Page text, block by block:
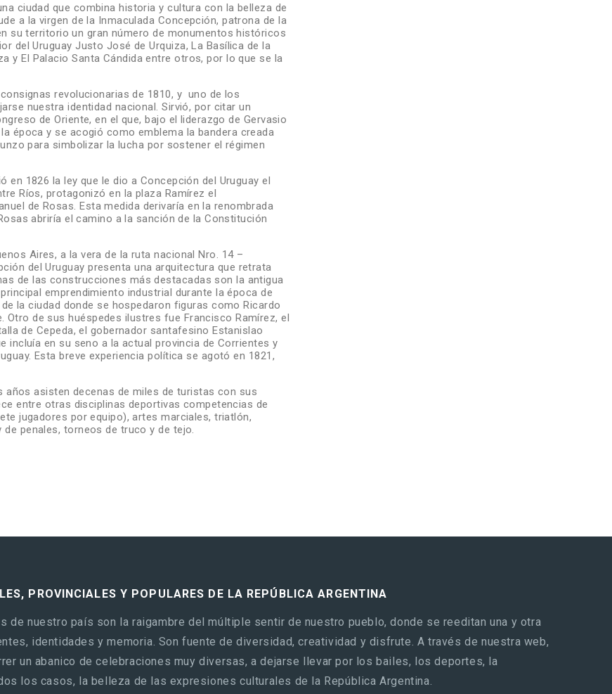
ciudad que combina historia y cultura con la belleza de
a la virgen de la Inmaculada Concepción, patrona de la
su territorio un gran número de monumentos históricos
del Uruguay Justo José de Urquiza, La Basílica de la
y El Palacio Santa Cándida entre otros, por lo que se la
revolucionarias de 1810, y uno de los
nuestra identidad nacional. Sirvió, por citar un
de Oriente, en el que, bajo el liderazgo de Gervasio
época y se acogió como emblema la bandera creada
para simbolizar la lucha por sostener el régimen
1826 la ley que le dio a Concepción del Uruguay el
Ríos, protagonizó en la plaza Ramírez el
de Rosas. Esta medida derivaría en la renombrada
abriría el camino a la sanción de la Constitución
Aires, a la vera de la ruta nacional Nro. 14 –
del Uruguay presenta una arquitectura que retrata
de las construcciones más destacadas son la antigua
emprendimiento industrial durante la época de
la ciudad donde se hospedaron figuras como Ricardo
Otro de sus huéspedes ilustres fue Francisco Ramírez, el
de Cepeda, el gobernador santafesino Estanislao
incluía en su seno a la actual provincia de Corrientes y
Esta breve experiencia política se agotó en 1821,
años asisten decenas de miles de turistas con sus
entre otras disciplinas deportivas competencias de
jugadores por equipo), artes marciales, triatlón,
penales, torneos de truco y de tejo.
PROVINCIALES Y POPULARES DE LA REPÚBLICA ARGENTINA
de nuestro país son la raigambre del múltiple sentir de nuestro pueblo, donde se reeditan una y otra
identidades y memoria. Son fuente de diversidad, creatividad y disfrute. A través de nuestra web,
un abanico de celebraciones muy diversas, a dejarse llevar por los bailes, los deportes, la
los casos, la belleza de las expresiones culturales de la República Argentina.